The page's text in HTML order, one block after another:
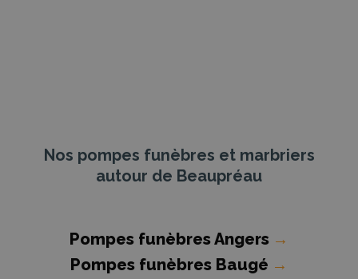
Nos pompes funèbres et marbriers
autour de Beaupréau
Pompes funèbres Angers →
Pompes funèbres Baugé →